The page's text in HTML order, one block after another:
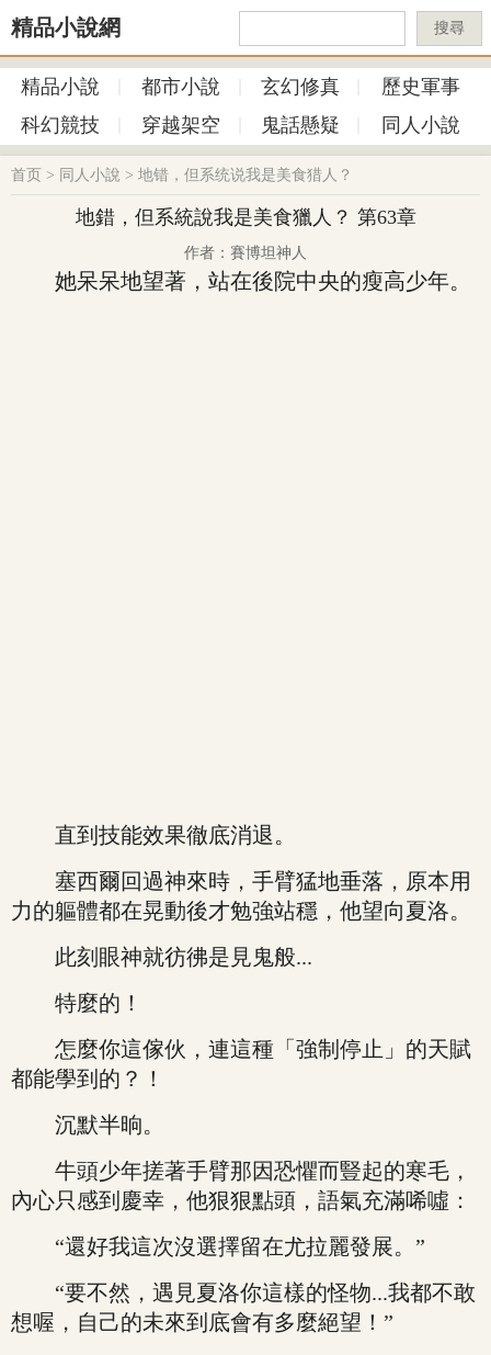
精品小說網 搜尋
精品小說 都市小說 玄幻修真
歷史軍事
科幻競技
穿越架空 鬼話懸疑 同人小說
首页 > 同人小說 > 地错，但系统说我是美食猎人？
地錯，但系統說我是美食獵人？ 第63章
作者：賽博坦神人
她呆呆地望著，站在後院中央的瘦高少年。
直到技能效果徹底消退。
塞西爾回過神來時，手臂猛地垂落，原本用
力的軀體都在晃動後才勉強站穩，他望向夏洛。
此刻眼神就彷彿是見鬼般...
特麼的！
怎麼你這傢伙，連這種「強制停止」的天賦
都能學到的？！
沉默半晌。
牛頭少年搓著手臂那因恐懼而豎起的寒毛，
內心只感到慶幸，他狠狠點頭，語氣充滿唏噓：
“還好我這次沒選擇留在尤拉麗發展。”
“要不然，遇見夏洛你這樣的怪物...我都不敢
想喔，自己的未來到底會有多麼絕望！”